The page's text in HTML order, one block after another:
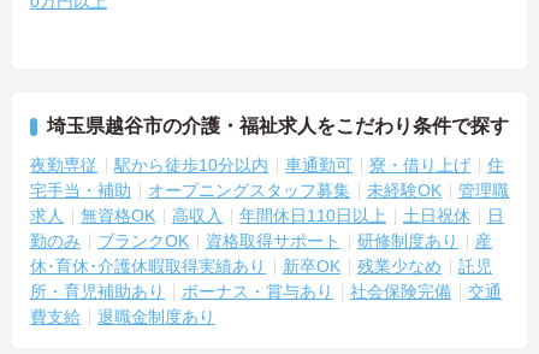
埼玉県越谷市の介護・福祉求人をこだわり条件で探す
夜勤専従 駅から徒歩10分以内 車通勤可 寮・借り上げ
住
宅手当・補助
オープニングスタッフ募集 未経験OK
管理職
求人
無資格OK 高収入 年間休日110日以上 土日祝休
日
勤のみ
ブランクOK 資格取得サポート 研修制度あり
産
休･育休･介護休暇取得実績あり
新卒OK 残業少なめ
託児
所・育児補助あり
ボーナス・賞与あり 社会保険完備
交通
費支給
退職金制度あり